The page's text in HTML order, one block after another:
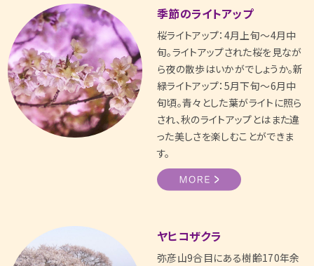
季節のライトアップ
桜ライトアップ：4月上旬～4月中
旬。ライトアップされた桜を見なが
ら夜の散歩はいかがでしょうか。新
緑ライトアップ：5月下旬～6月中
旬頃。青々とした葉がライトに照ら
され、秋のライトアップとはまた違
った美しさを楽しむことができま
す。
ヤヒコザクラ
弥彦山9合目にある樹齢170年余